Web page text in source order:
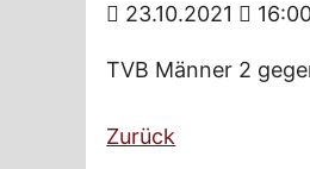
23.10.2021
TVB Männer 2
Zurück